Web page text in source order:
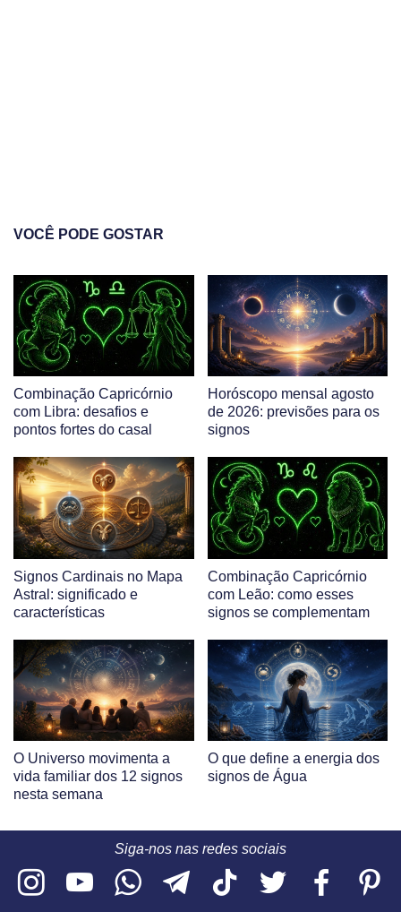
VOCÊ PODE GOSTAR
Combinação Capricórnio
com Libra: desafios e
pontos fortes do casal
Horóscopo mensal agosto
de 2026: previsões para os
signos
Signos Cardinais no Mapa
Astral: significado e
características
Combinação Capricórnio
com Leão: como esses
signos se complementam
O Universo movimenta a
vida familiar dos 12 signos
nesta semana
O que define a energia dos
signos de Água
Siga-nos nas redes sociais